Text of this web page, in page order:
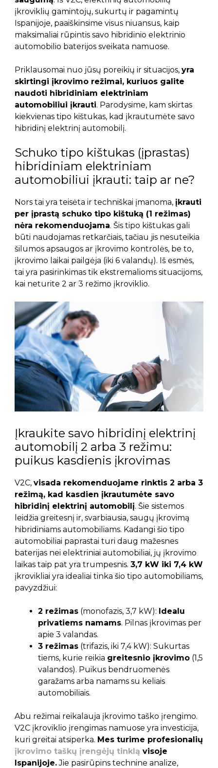
įkroviklių gamintojų, sukurtų ir pagamintų
Ispanijoje, paaiškinsime visus niuansus, kaip
maksimaliai rūpintis savo hibridinio elektrinio
automobilio baterijos sveikata namuose.
Priklausomai nuo jūsų poreikių ir situacijos, yra
skirtingi įkrovimo režimai, kuriuos galite
naudoti hibridiniam elektriniam
automobiliui įkrauti. Parodysime, kam skirtas
kiekvienas tipo kištukas, kad įkrautumėte savo
hibridinį elektrinį automobilį.
Schuko tipo kištukas (įprastas)
hibridiniam elektriniam
automobiliui įkrauti: taip ar ne?
Nors tai yra teisėta ir techniškai įmanoma, įkrauti
per įprastą schuko tipo kištuką (1 režimas)
nėra rekomenduojama. Šis tipo kištukas gali
būti naudojamas retkarčiais, tačiau jis nesuteikia
šilumos apsaugos ar įkrovimo kontrolės, be to,
įkrovimo laikai pailgėja (iki 6 valandų). Iš esmės,
tai yra pasirinkimas tik ekstremalioms situacijoms,
kai neturite 2 ar 3 režimo įkroviklio.
Įkraukite savo hibridinį elektrinį
automobilį 2 arba 3 režimu:
puikus kasdienis įkrovimas
V2C, visada rekomenduojame rinktis 2 arba 3
režimą, kad kasdien įkrautumėte savo
hibridinį elektrinį automobilį. Šie sistemos
leidžia greitesnį ir, svarbiausia, saugų įkrovimą
hibridiniams automobiliams. Kadangi šio tipo
automobiliai paprastai turi daug mažesnes
baterijas nei elektriniai automobiliai, jų įkrovimo
laikas taip pat yra trumpesnis. 3,7 kW iki 7,4 kW
įkrovikliai yra idealiai tinka šio tipo automobiliams,
pavyzdžiui:
2 režimas (monofazis, 3,7 kW): Idealu
privatiems namams. Pilnas įkrovimas per
apie 3 valandas.
3 režimas (trifazis, iki 7,4 kW): Sukurtas
tiems, kurie reikia greitesnio įkrovimo (1,5
valandos). Puikus bendruomenės
garažams arba namams su keliais
automobiliais.
Abu režimai reikalauja įkrovimo taško įrengimo.
V2C įkroviklio įrengimas namuose yra investicija,
kuri greitai atsiperka. Mes turime profesionalių
įkrovimo taškų įrengėjų tinklą visoje
Ispanijoje.Jie pasirūpins technine analize,